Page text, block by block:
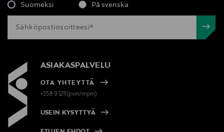
Suomeksi På svenska
ASIAKASPALVELU
OTA YHTEYTTÄ
+358 9 1211(pvm/mpm)
USEIN KYSYTTYÄ